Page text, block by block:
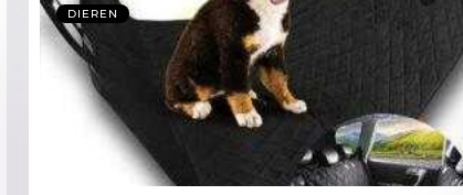
DIEREN